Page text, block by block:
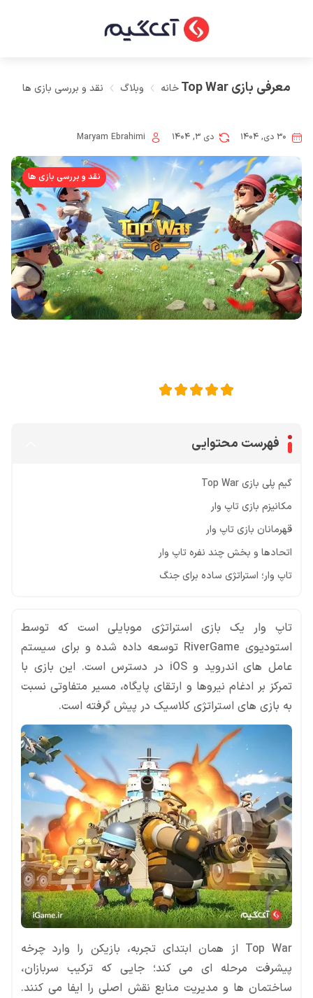
معرفی بازی Top War خانه وبلاگ نقد و بررسی بازی ها
۳۰ دی, ۱۴۰۴ دی ۳, ۱۴۰۴ Maryam Ebrahimi
نقد و بررسی بازی ها
فهرست محتوایی
گیم پلی بازی Top War
مکانیزم بازی تاپ وار
قهرمانان بازی تاپ وار
اتحادها و بخش چند نفره تاپ وار
تاپ وار؛ استراتژی ساده برای جنگ
تاپ وار یک بازی استراتژی موبایلی است که توسط
استودیوی RiverGame توسعه داده شده و برای سیستم
عامل های اندروید و iOS در دسترس است. این بازی با
تمرکز بر ادغام نیروها و ارتقای پایگاه، مسیر متفاوتی نسبت
به بازی های استراتژی کلاسیک در پیش گرفته است.
Top War از همان ابتدای تجربه، بازیکن را وارد چرخه
پیشرفت مرحله ای می کند؛ جایی که ترکیب سربازان،
ساختمان ها و مدیریت منابع نقش اصلی را ایفا می کنند.